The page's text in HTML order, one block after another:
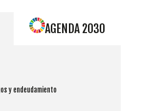
AGENDA 2030
y endeudamiento